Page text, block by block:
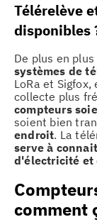
Télérelève
disponibles
De plus en
systèmes de
LoRa et
collecte plus
compteurs
soient bien
endroit. La
serve à
d'électricité et
comment